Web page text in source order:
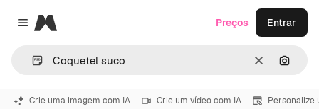
Close menu
Magnific
Limpar
Preços Entrar
Crie uma imagem com IA Crie um vídeo com IA Personalize